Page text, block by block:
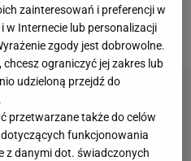
się postawić na Inakiego
zainteresowań i preferencji w
w Internecie lub personalizacji
zgody jest dobrowolne.
ograniczyć jej zakres lub
udzieloną przejdź do
przetwarzane także do celów
funkcjonowania
z danymi dot. świadczonych